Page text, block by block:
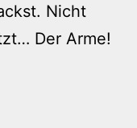
Nicht
Der Arme!